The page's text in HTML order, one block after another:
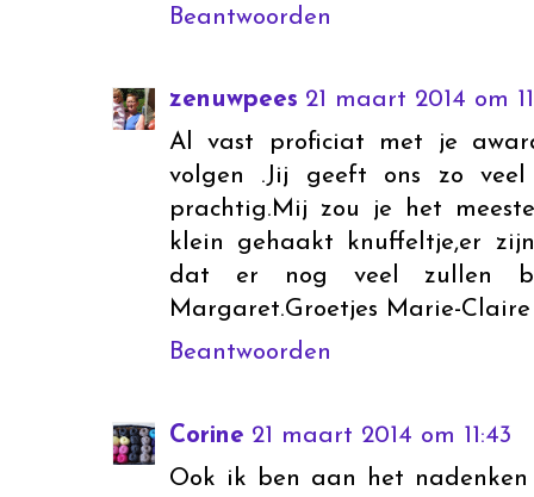
Beantwoorden
zenuwpees 21 maart 2014 om
Al vast proficiat met je
volgen .Jij geeft ons zo
prachtig.Mij zou je het
klein gehaakt knuffeltje,er
dat er nog veel zullen bij
Margaret.Groetjes Marie-Claire
Beantwoorden
Corine 21 maart 2014 om 11:43
Ook ik ben aan het